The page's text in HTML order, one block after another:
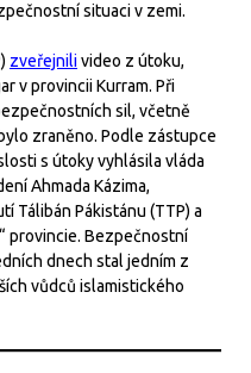
situaci v zemi.
zveřejnilivideo z útoku,
v provincii Kurram. Při
sil, včetně
zraněno. Podle zástupce
s útoky vyhlásila vláda
Ahmada Kázima,
Tálibán Pákistánu (TTP) a
provincie. Bezpečnostní
dnech stal jedním z
vůdců islamistického